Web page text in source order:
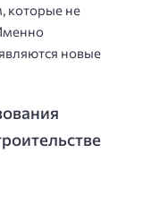
которые не
новые